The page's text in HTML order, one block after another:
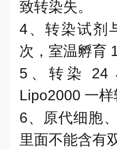
致转染失。
4、转染试剂
次，室温孵育
5、转染 24
Lipo2000 一
6、原代细胞
里面不能含有